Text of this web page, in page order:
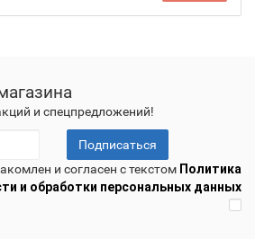
и спецпредложений!
Подписаться
и согласен с текстом Политика
и обработки персональных данных